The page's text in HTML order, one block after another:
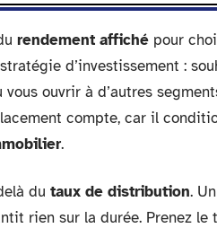
rendement affiché pour
d’investissement :
ouvrir à d’autres
compte, car il
.
du taux de distribution. Un
rien sur la durée. Prenez